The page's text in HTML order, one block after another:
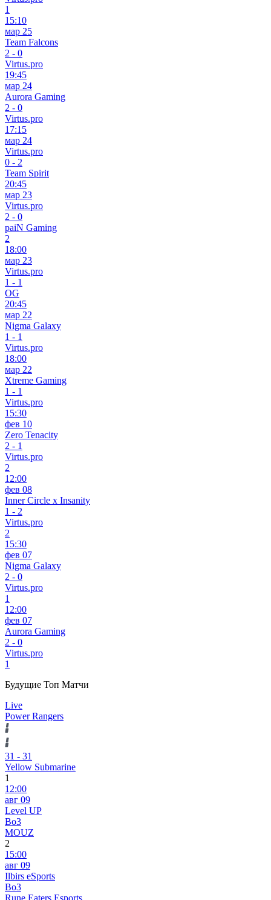
1
15:10
мар 25
Team Falcons
2 - 0
Virtus.pro
19:45
мар 24
Aurora Gaming
2 - 0
Virtus.pro
17:15
мар 24
Virtus.pro
0 - 2
Team Spirit
20:45
мар 23
Virtus.pro
2 - 0
paiN Gaming
2
18:00
мар 23
Virtus.pro
1 - 1
OG
20:45
мар 22
Nigma Galaxy
1 - 1
Virtus.pro
18:00
мар 22
Xtreme Gaming
1 - 1
Virtus.pro
15:30
фев 10
Zero Tenacity
2 - 1
Virtus.pro
2
12:00
фев 08
Inner Circle x Insanity
1 - 2
Virtus.pro
2
15:30
фев 07
Nigma Galaxy
2 - 0
Virtus.pro
1
12:00
фев 07
Aurora Gaming
2 - 0
Virtus.pro
1
Будущие Топ Матчи
Live
Power Rangers
31 - 31
Yellow Submarine
1
12:00
авг 09
Level UP
Bo3
MOUZ
2
15:00
авг 09
Ilbirs eSports
Bo3
Rune Eaters Esports